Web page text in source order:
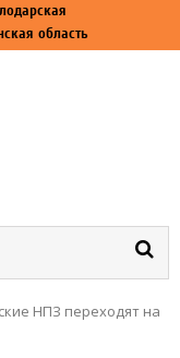
область
НПЗ переходят на